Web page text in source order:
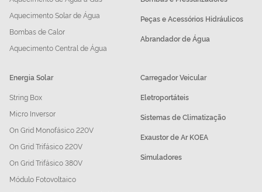
Aquecimento Solar de Água
Bombas de Calor
Aquecimento Central de Água
Peças e Acessórios Hidráulicos
Abrandador de Água
Energia Solar
String Box
Micro Inversor
On Grid Monofásico 220V
On Grid Trifásico 220V
On Grid Trifásico 380V
Módulo Fotovoltaico
Carregador Veicular
Eletroportáteis
Sistemas de Climatização
Exaustor de Ar KOEA
Simuladores